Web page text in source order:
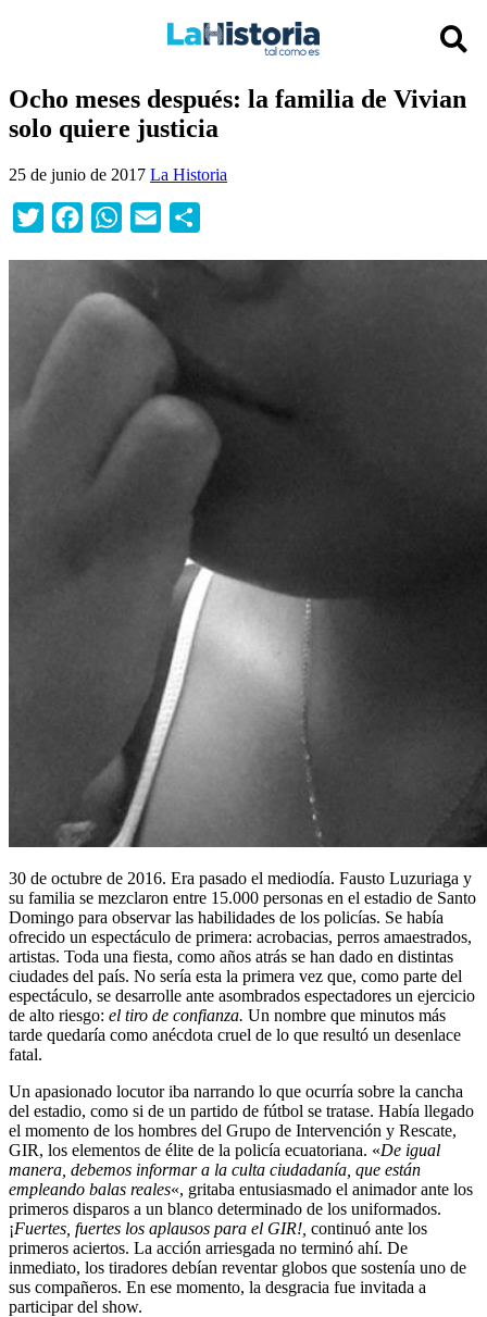
Ocho meses después: la familia de Vivian
solo quiere justicia
25 de junio de 2017 La Historia
Twitter FacebookWhatsApp
Email
30 de octubre de 2016. Era pasado el mediodía. Fausto Luzuriaga y
su familia se mezclaron entre 15.000 personas en el estadio de Santo
Domingo para observar las habilidades de los policías. Se había
ofrecido un espectáculo de primera: acrobacias, perros amaestrados,
artistas. Toda una fiesta, como años atrás se han dado en distintas
ciudades del país. No sería esta la primera vez que, como parte del
espectáculo, se desarrolle ante asombrados espectadores un ejercicio
de alto riesgo: el tiro de confianza. Un nombre que minutos más
tarde quedaría como anécdota cruel de lo que resultó un desenlace
fatal.
Un apasionado locutor iba narrando lo que ocurría sobre la cancha
del estadio, como si de un partido de fútbol se tratase. Había llegado
el momento de los hombres del Grupo de Intervención y Rescate,
GIR, los elementos de élite de la policía ecuatoriana. «De igual
manera, debemos informar a la culta ciudadanía, que están
empleando balas reales«, gritaba entusiasmado el animador ante los
primeros disparos a un blanco determinado de los uniformados.
¡Fuertes, fuertes los aplausos para el GIR!, continuó ante los
primeros aciertos. La acción arriesgada no terminó ahí. De
inmediato, los tiradores debían reventar globos que sostenía uno de
sus compañeros. En ese momento, la desgracia fue invitada a
participar del show.